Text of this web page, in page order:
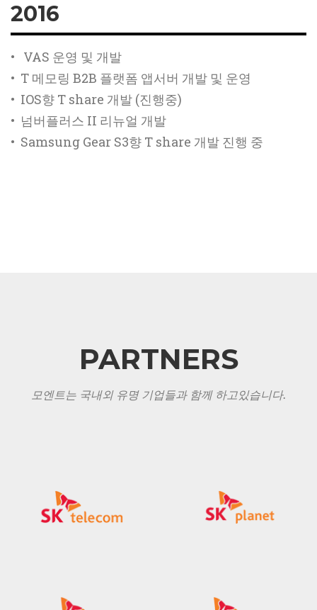
2016
• VAS 운영 및 개발
• T 메모링 B2B 플랫폼 앱서버 개발 및 운영
• IOS향 T share 개발 (진행중)
• 넘버플러스 II 리뉴얼 개발
• Samsung Gear S3향 T share 개발 진행 중
PARTNERS
모엔트는 국내외 유명 기업들과 함께 하고있습니다.